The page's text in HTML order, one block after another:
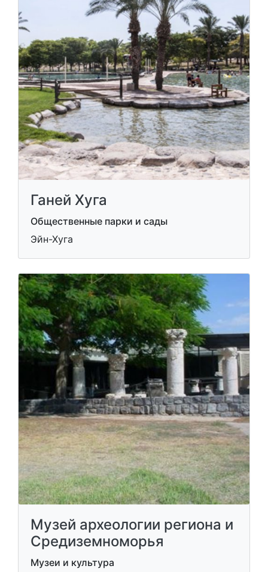
Ганей Хуга
Общественные парки и сады
Эйн-Хуга
Музей археологии региона и
Средиземноморья
Музеи и культура